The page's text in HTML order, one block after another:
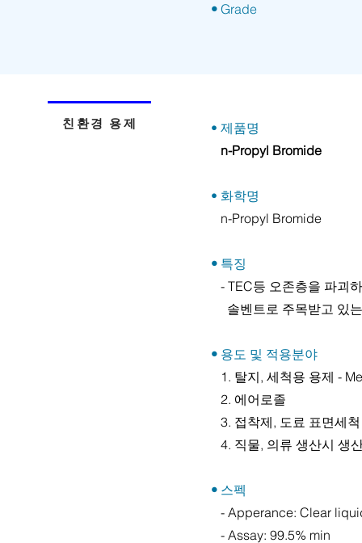
• Grade
친환경 용제
• 제품명
n-Propyl Bromide
• 화학명
n-Propyl Bromide
• 특징
- TEC등 오존층을 파괴
솔벤트로 주목받고 있
• 용도 및 적용분야
1. 탈지, 세척용 용제 -
2. 에어로졸
3. 접착제, 도료 표면세
4. 직물, 의류 생산시 생
• 스펙
- Apperance: Clear
- Assay: 99.5% min